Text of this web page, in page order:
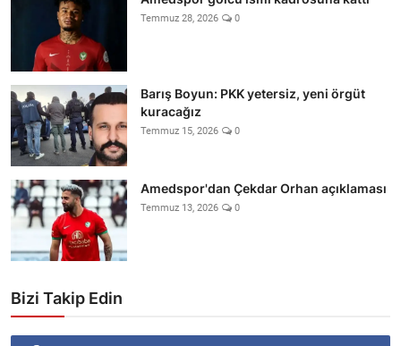
Temmuz 28, 2026 0
Barış Boyun: PKK yetersiz, yeni örgüt
kuracağız
Temmuz 15, 2026 0
Amedspor'dan Çekdar Orhan açıklaması
Temmuz 13, 2026 0
Bizi Takip Edin